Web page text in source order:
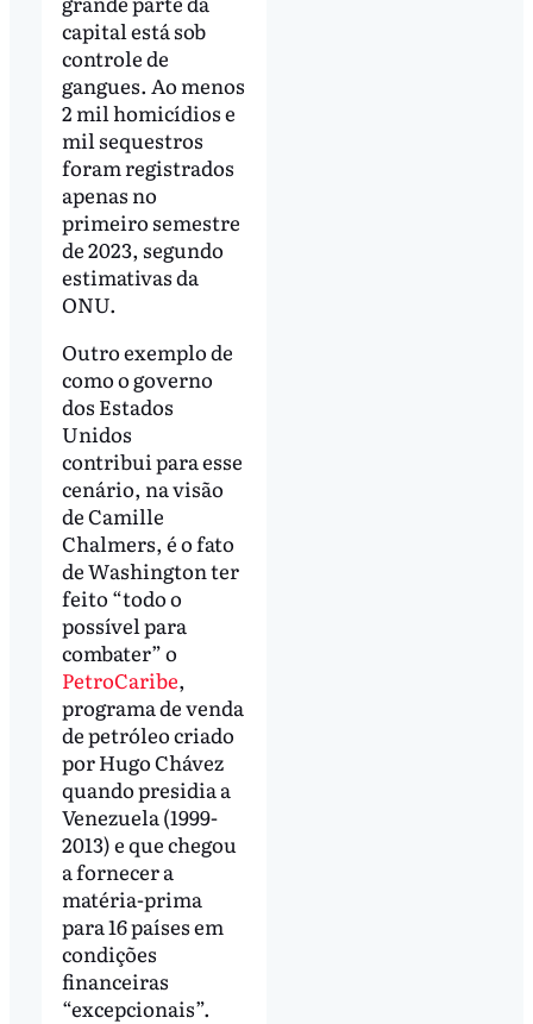
capital está sob
controle de
gangues. Ao menos
2 mil homicídios e
mil sequestros
foram registrados
apenas no
primeiro semestre
de 2023, segundo
estimativas da
ONU.
Outro exemplo de
como o governo
dos Estados
Unidos
contribui para esse
cenário, na visão
de Camille
Chalmers, é o fato
de Washington ter
feito “todo o
possível para
combater” o
PetroCaribe,
programa de venda
de petróleo criado
por Hugo Chávez
quando presidia a
Venezuela (1999-
2013) e que chegou
a fornecer a
matéria-prima
para 16 países em
condições
financeiras
“excepcionais”.